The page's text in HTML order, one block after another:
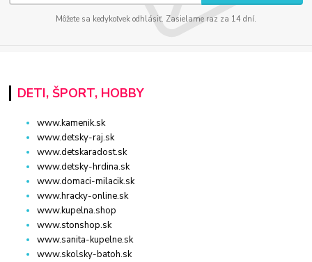
Môžete sa kedykoľvek odhlásiť. Zasielame raz za 14 dní.
DETI, ŠPORT, HOBBY
www.kamenik.sk
www.detsky-raj.sk
www.detskaradost.sk
www.detsky-hrdina.sk
www.domaci-milacik.sk
www.hracky-online.sk
www.kupelna.shop
www.stonshop.sk
www.sanita-kupelne.sk
www.skolsky-batoh.sk